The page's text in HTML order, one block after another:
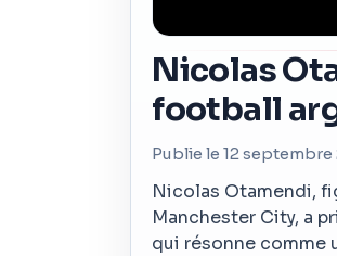
Nicolas
football
Publie le 12 septembre
Nicolas Otamendi,
Manchester City, a
qui résonne comme